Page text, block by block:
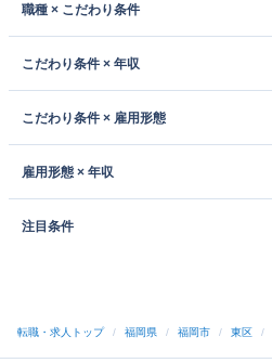
職種 × こだわり条件
こだわり条件 × 年収
こだわり条件 × 雇用形態
雇用形態 × 年収
注目条件
転職・求人トップ / 福岡県 / 福岡市 / 東区 /